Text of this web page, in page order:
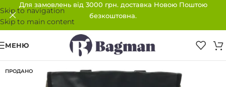
Skip to navigation
Skip to main content
Для замовлень від 3000 грн. доставка Новою Поштою
безкоштовна.
МЕНЮ
ПРОДАНО